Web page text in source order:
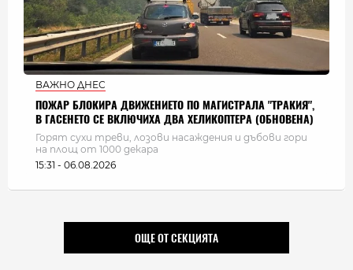
ВАЖНО ДНЕС
ПОЖАР БЛОКИРА ДВИЖЕНИЕТО ПО МАГИСТРАЛА "ТРАКИЯ",
В ГАСЕНЕТО СЕ ВКЛЮЧИХА ДВА ХЕЛИКОПТЕРА (ОБНОВЕНА)
Горят сухи треви, лозови насаждения и дъбови гори
на площ от 1000 декара
15:31 - 06.08.2026
ОЩЕ ОТ СЕКЦИЯТА